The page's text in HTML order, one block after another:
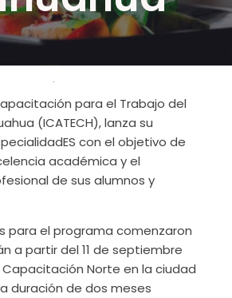
para el Trabajo del
(ICATECH), lanza su
con el objetivo de
académica y el
de sus alumnos y
para el programa comenzaron
a partir del 11 de septiembre
Norte en la ciudad
duración de dos meses